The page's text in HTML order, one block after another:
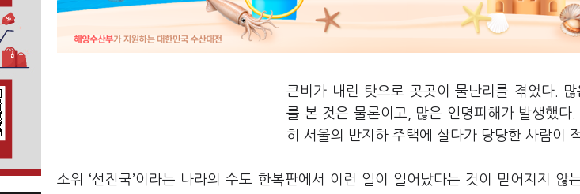
큰비가 내린 탓으로 곳곳이 물난리를 겪었다.
를 본 것은 물론이고, 많은 인명피해가 발생했다
히 서울의 반지하 주택에 살다가 당당한 사람이
소위 ‘선진국’이라는 나라의 수도 한복판에서 이런 일이 일어났다는 것이 믿어지지 않